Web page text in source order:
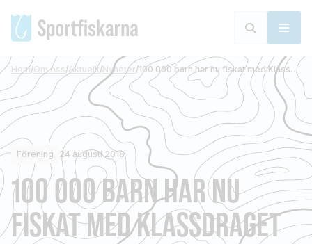
Hem/Om oss/Aktuellt/Nyheter/ 100 000 barn har nu fiskat med Klassdraget
Förening 24 augusti 2018
100 000 BARN HAR NU
FISKAT MED KLASSDRAGET